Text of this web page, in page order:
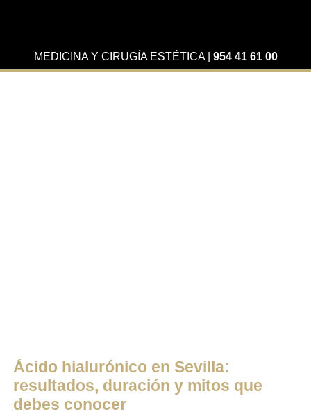
MEDICINA Y CIRUGÍA ESTÉTICA| 954 41 61 00
Ácido hialurónico en Sevilla:
resultados, duración y mitos que
debes conocer